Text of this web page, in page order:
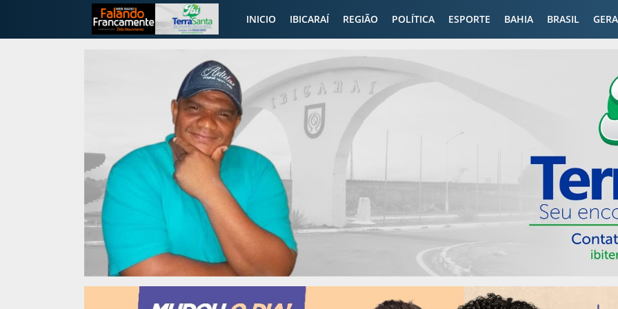
INICIO IBICARAÍ REGIÃO POLÍTICA ESPORTE BAHIA BRASIL